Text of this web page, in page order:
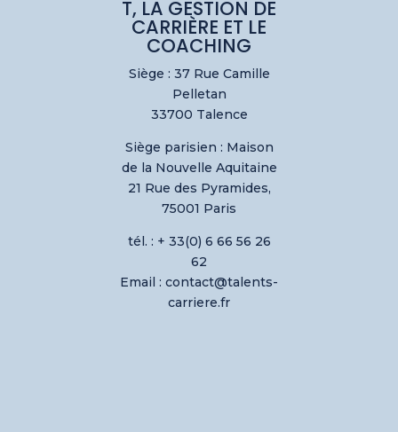
T, LA GESTION DE
CARRIÈRE ET LE
COACHING
Siège : 37 Rue Camille
Pelletan
33700 Talence
Siège parisien : Maison
de la Nouvelle Aquitaine
21 Rue des Pyramides,
75001 Paris
tél. : + 33(0) 6 66 56 26
62
Email : contact@talents-
carriere.fr